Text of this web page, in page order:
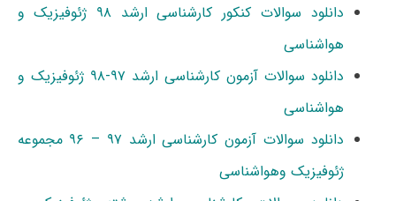
دانلود سوالات کنکور کارشناسی ارشد ۹۸ ژئوفیزیک و
هواشناسی
دانلود سوالات آزمون کارشناسی ارشد ۹۷-۹۸ ژئوفیزیک و
هواشناسی
دانلود سوالات آزمون کارشناسی ارشد ۹۷ – ۹۶ مجموعه
ژئوفیزیک وهواشناسی